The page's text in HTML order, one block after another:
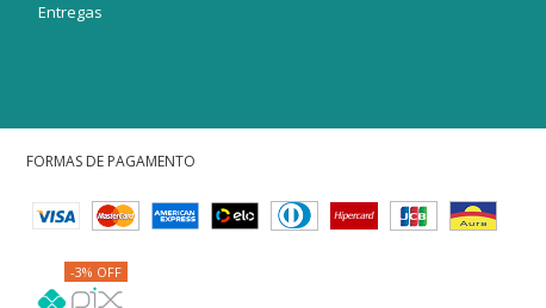
Entregas
FORMAS DE PAGAMENTO
-3% OFF